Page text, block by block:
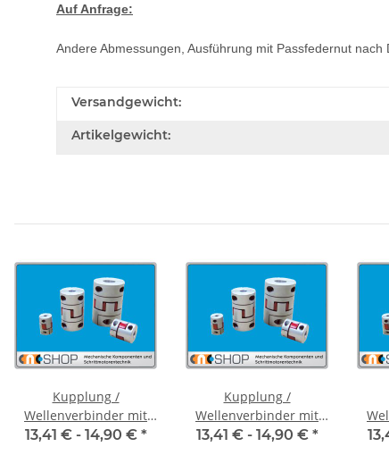
Auf Anfrage:
Andere Abmessungen, Ausführung mit Passfedernut nach
Versandgewicht:
Artikelgewicht:
Kupplung /
Wellenverbinder mit
Klemmnaben FCT-20C
13,41 € - 14,90 € *
Kupplung /
Wellenverbinder mit
Klemmnaben FCT-20C
13,41 € - 14,90 € *